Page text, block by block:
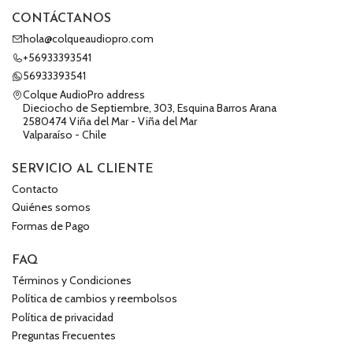
CONTÁCTANOS
hola@colqueaudiopro.com
+56933393541
56933393541
Colque AudioPro address
Dieciocho de Septiembre, 303, Esquina Barros Arana
2580474 Viña del Mar - Viña del Mar
Valparaíso - Chile
SERVICIO AL CLIENTE
Contacto
Quiénes somos
Formas de Pago
FAQ
Términos y Condiciones
Política de cambios y reembolsos
Política de privacidad
Preguntas Frecuentes